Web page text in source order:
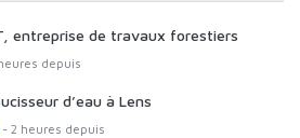
entreprise de travaux forestiers
depuis
d’eau à Lens
- 2 heures depuis